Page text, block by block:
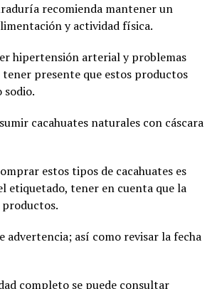
recomienda mantener un
y actividad física.
hipertensión arterial y problemas
tener presente que estos productos
sodio.
cacahuates naturales con cáscara
estos tipos de cacahuates es
etiquetado, tener en cuenta que la
advertencia; así como revisar la fecha
completo se puede consultar